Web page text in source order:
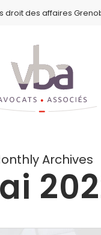
droit des affaires
Archives